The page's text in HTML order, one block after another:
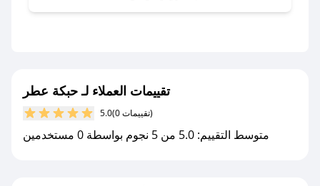
مع صحصح، تسوق بذكاء ووفّر على كل مشترياتك مع
تقييمات العملاء لـ حبكة عطر
5.0 (0 تقييمات)
متوسط التقييم: 5.0 من 5 نجوم بواسطة 0 مستخدمين